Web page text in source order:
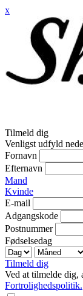
x
Tilmeld dig
Venligst udfyld
Fornavn
Efternavn
Mand
Kvinde
E-mail
Adgangskode
Postnummer
Fødselsedag
Tilmeld dig
Ved at tilmelde dig,
Fortrolighedspolitik.